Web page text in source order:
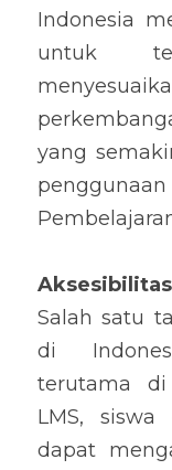
Indonesia
untuk
yang
Salah satu
di
terutama di
LMS,
dapat